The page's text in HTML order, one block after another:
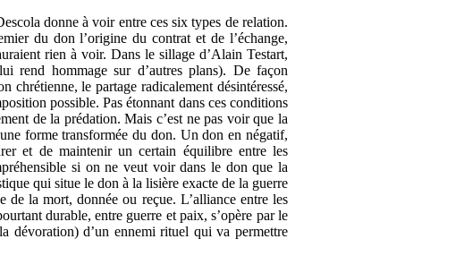
donne à voir entre ces six types de relation.
du don l’origine du contrat et de l’échange,
rien à voir. Dans le sillage d’Alain Testart,
rend hommage sur d’autres plans). De façon
le partage radicalement désintéressé,
possible. Pas étonnant dans ces conditions
de la prédation. Mais c’est ne pas voir que la
forme transformée du don. Un don en négatif,
et de maintenir un certain équilibre entre les
si on ne veut voir dans le don que la
qui situe le don à la lisière exacte de la guerre
la mort, donnée ou reçue. L’alliance entre les
durable, entre guerre et paix, s’opère par le
dévoration) d’un ennemi rituel qui va permettre